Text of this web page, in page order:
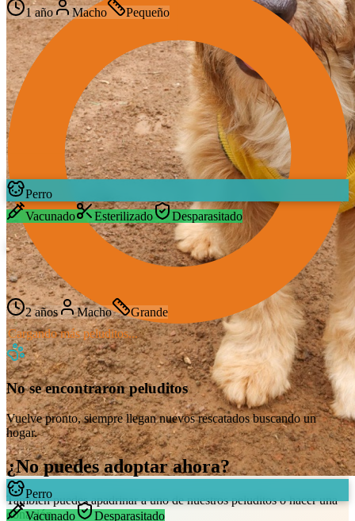
1 año Macho Pequeño
Perro
Vacunado
Esterilizado Desparasitado
Simon
Mestizo
2 años Macho Grande
Perro
Vacunado
Desparasitado
Cargando más peluditos...
No se encontraron peluditos
Vuelve pronto, siempre llegan nuevos rescatados buscando un
hogar.
¿No puedes adoptar ahora?
También puedes apadrinar a uno de nuestros peluditos o hacer una
donación.